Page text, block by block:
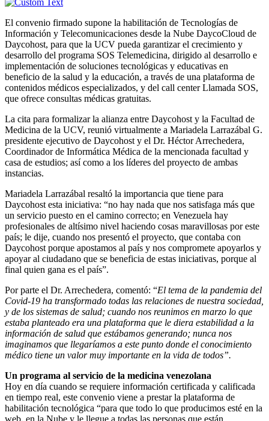
El convenio firmado supone la habilitación de Tecnologías de
Información y Telecomunicaciones desde la Nube DaycoCloud de
Daycohost, para que la UCV pueda garantizar el crecimiento y
desarrollo del programa SOS Telemedicina, dirigido al desarrollo e
implementación de soluciones tecnológicas y educativas en
beneficio de la salud y la educación, a través de una plataforma de
contenidos médicos especializados, y del call center Llamada SOS,
que ofrece consultas médicas gratuitas.
La cita para formalizar la alianza entre Daycohost y la Facultad de
Medicina de la UCV, reunió virtualmente a Mariadela Larrazábal G.
presidente ejecutivo de Daycohost y el Dr. Héctor Arrechedera,
Coordinador de Informática Médica de la mencionada facultad y
casa de estudios; así como a los líderes del proyecto de ambas
instancias.
Mariadela Larrazábal resaltó la importancia que tiene para
Daycohost esta iniciativa: “no hay nada que nos satisfaga más que
un servicio puesto en el camino correcto; en Venezuela hay
profesionales de altísimo nivel haciendo cosas maravillosas por este
país; le dije, cuando nos presentó el proyecto, que contaba con
Daycohost porque apostamos al país y nos compromete apoyarlos y
apoyar al ciudadano que se beneficia de estas iniciativas, porque al
final quien gana es el país”.
Por parte el Dr. Arrechedera, comentó: “El tema de la pandemia del
Covid-19 ha transformado todas las relaciones de nuestra sociedad,
y de los sistemas de salud; cuando nos reunimos en marzo lo que
estaba planteado era una plataforma que le diera estabilidad a la
información de salud que estábamos generando; nunca nos
imaginamos que llegaríamos a este punto donde el conocimiento
médico tiene un valor muy importante en la vida de todos”.
Un programa al servicio de la medicina venezolana
Hoy en día cuando se requiere información certificada y calificada
en tiempo real, este convenio viene a prestar la plataforma de
habilitación tecnológica “para que todo lo que producimos esté en la
web, en la Nube y le llegue a todas las personas que están